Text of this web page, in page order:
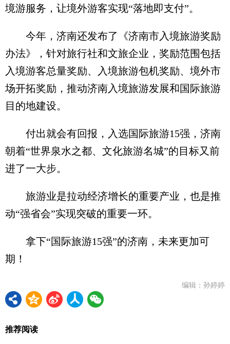
境游服务，让境外游客实现“落地即支付”。
今年，济南还发布了《济南市入境旅游奖励
办法》，针对旅行社和文旅企业，奖励范围包括‌
入境游客总量奖励‌、‌入境旅游包机奖励‌、‌境外市
场开拓奖励，推动济南入境旅游发展和国际旅游
目的地建设。
付出就会有回报，入选国际旅游15强，济南
朝着“世界泉水之都、文化旅游名城”的目标又前
进了一大步。
旅游业是拉动经济增长的重要产业，也是推
动“强省会”实现突破的重要一环。
拿下“国际旅游15强”的济南，未来更加可
期！
编辑：孙婷婷
推荐阅读